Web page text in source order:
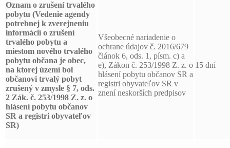
Oznam o zrušení trvalého
pobytu (Vedenie agendy
potrebnej k zverejneniu
informácií o zrušení
trvalého pobytu a
miestom nového trvalého
pobytu občana je obec,
na ktorej území bol
občanovi trvalý pobyt
zrušený v zmysle § 7, ods.
2 Zák. č. 253/1998 Z. z. o
hlásení pobytu občanov
SR a registri obyvateľov
SR)
Všeobecné nariadenie o
ochrane údajov č. 2016/679
článok 6, ods. 1, písm. c) a
e), Zákon č. 253/1998 Z. z. o
hlásení pobytu občanov SR a
registri obyvateľov SR v
znení neskorších predpisov
15 dní